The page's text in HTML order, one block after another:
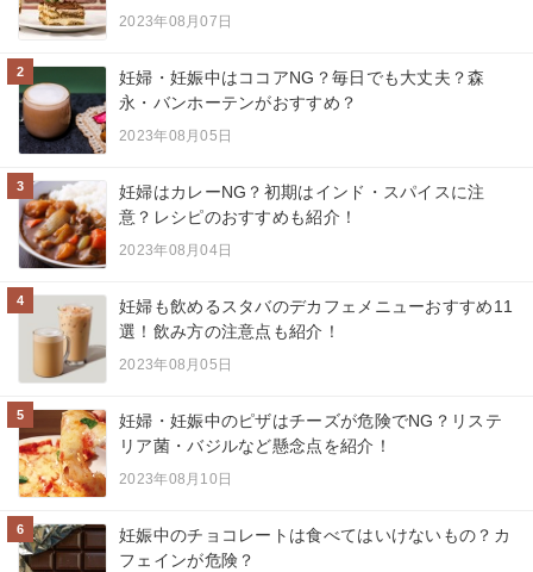
2023年08月07日
2
妊婦・妊娠中はココアNG？毎日でも大丈夫？森
永・バンホーテンがおすすめ？
2023年08月05日
3
妊婦はカレーNG？初期はインド・スパイスに注
意？レシピのおすすめも紹介！
2023年08月04日
4
妊婦も飲めるスタバのデカフェメニューおすすめ11
選！飲み方の注意点も紹介！
2023年08月05日
5
妊婦・妊娠中のピザはチーズが危険でNG？リステ
リア菌・バジルなど懸念点を紹介！
2023年08月10日
6
妊娠中のチョコレートは食べてはいけないもの？カ
フェインが危険？